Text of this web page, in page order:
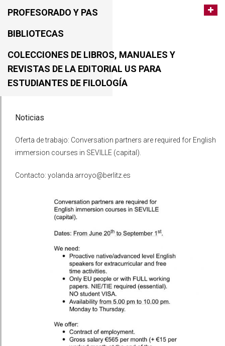
PROFESORADO Y PAS
BIBLIOTECAS
COLECCIONES DE LIBROS, MANUALES Y
REVISTAS DE LA EDITORIAL US PARA
ESTUDIANTES DE FILOLOGÍA
Noticias
Oferta de trabajo: Conversation partners are required for English
immersion courses in SEVILLE (capital).
Contacto: yolanda.arroyo@berlitz.es